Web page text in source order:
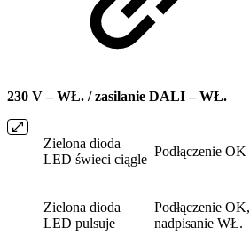
230 V – WŁ. / zasilanie DALI – WŁ.
Zielona dioda
LED świeci ciągle
Podłączenie OK
Zielona dioda
LED pulsuje
Podłączenie OK,
nadpisanie WŁ.